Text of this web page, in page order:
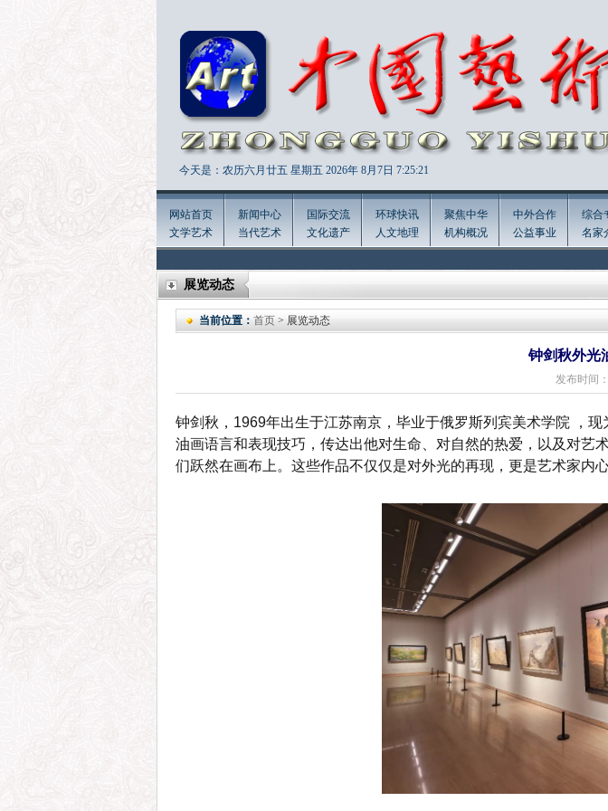
今天是：农历六月廿五 星期五 2026年 8月7日 7:25:24
网站首页
文学艺术
新闻中心
当代艺术
国际交流
文化遗产
环球快讯
人文地理
聚焦中华
机构概况
中外合作
公益事业
综合
名家
展览动态
当前位置： 首页> 展览动态
钟剑秋外光
发布时间
钟剑秋，1969年出生于江苏南京，毕业于俄罗斯列宾美术学院 ，
油画语言和表现技巧，传达出他对生命、对自然的热爱，以及对艺
们跃然在画布上。这些作品不仅仅是对外光的再现，更是艺术家内